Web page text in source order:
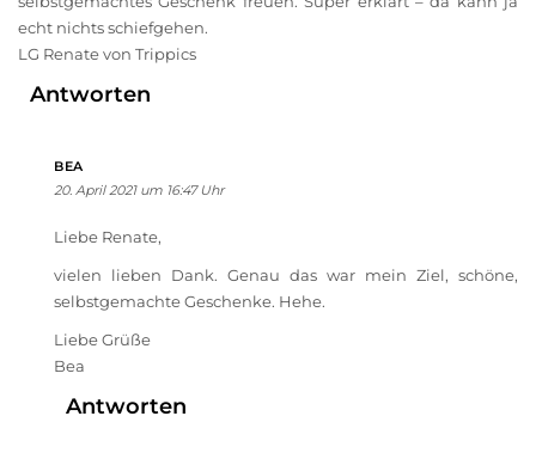
echt nichts schiefgehen.
LG Renate von Trippics
Antworten
BEA
20. April 2021 um 16:47 Uhr
Liebe Renate,
vielen lieben Dank. Genau das war mein Ziel, schöne,
selbstgemachte Geschenke. Hehe.
Liebe Grüße
Bea
Antworten